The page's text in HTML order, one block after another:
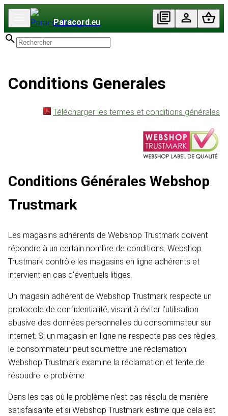
Paracord.eu
Conditions Generales
Télécharger les termes et conditions générales
Conditions Générales Webshop
Trustmark
Les magasins adhérents de Webshop Trustmark doivent
répondre à un certain nombre de conditions. Webshop
Trustmark contrôle les magasins en ligne adhérents et
intervient en cas d'éventuels litiges.
Un magasin adhérent de Webshop Trustmark respecte un
protocole de confidentialité, visant à éviter l'utilisation
abusive des données personnelles du consommateur sur
internet. Si un magasin en ligne ne respecte pas ces règles,
le consommateur peut soumettre une réclamation.
Webshop Trustmark examine la réclamation et tente de
résoudre le problème.
Dans les cas où le problème n'est pas résolu de manière
satisfaisante et si Webshop Trustmark estime que cela est